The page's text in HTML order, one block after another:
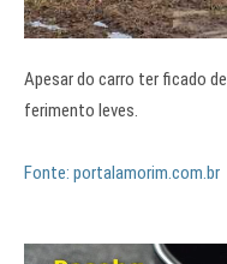
Apesar do carro ter ficado
ferimento leves.
Fonte: portalamorim.com.br